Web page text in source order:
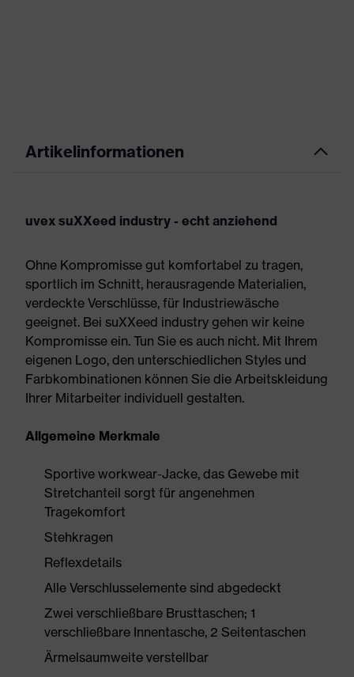
Artikelinformationen
uvex suXXeed industry - echt anziehend
Ohne Kompromisse gut komfortabel zu tragen,
sportlich im Schnitt, herausragende Materialien,
verdeckte Verschlüsse, für Industriewäsche
geeignet. Bei suXXeed industry gehen wir keine
Kompromisse ein. Tun Sie es auch nicht. Mit Ihrem
eigenen Logo, den unterschiedlichen Styles und
Farbkombinationen können Sie die Arbeitskleidung
Ihrer Mitarbeiter individuell gestalten.
Allgemeine Merkmale
Sportive workwear-Jacke, das Gewebe mit
Stretchanteil sorgt für angenehmen
Tragekomfort
Stehkragen
Reflexdetails
Alle Verschlusselemente sind abgedeckt
Zwei verschließbare Brusttaschen; 1
verschließbare Innentasche, 2 Seitentaschen
Ärmelsaumweite verstellbar